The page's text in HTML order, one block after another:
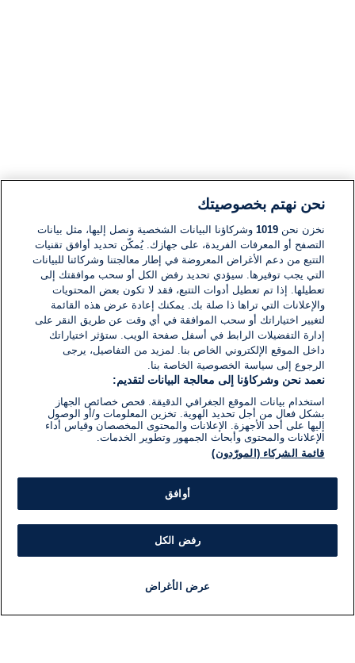
نحن نهتم بخصوصيتك
نخزن نحن1019 وشركاؤنا البيانات الشخصية ونصل إليها، مثل بيانات
التصفح أو المعرفات الفريدة، على جهازك. يُمكّن تحديد أوافق تقنيات
التتبع من دعم الأغراض المعروضة في إطار معالجتنا وشركائنا للبيانات
التي يجب توفيرها. سيؤدي تحديد رفض الكل أو سحب موافقتك إلى
تعطيلها. إذا تم تعطيل أدوات التتبع، فقد لا تكون بعض المحتويات
والإعلانات التي تراها ذا صلة بك. يمكنك إعادة عرض هذه القائمة
لتغيير اختياراتك أو سحب الموافقة في أي وقت عن طريق النقر على
إدارة التفضيلات الرابط في أسفل صفحة الويب. ستؤثر اختياراتك
داخل الموقع الإلكتروني الخاص بنا. لمزيد من التفاصيل، يرجى
الرجوع إلى سياسة الخصوصية الخاصة بنا.
نعمد نحن وشركاؤنا إلى معالجة البيانات لتقديم:
استخدام بيانات الموقع الجغرافي الدقيقة. فحص خصائص الجهاز
بشكل فعال من أجل تحديد الهوية. تخزين المعلومات و/أو الوصول
إليها على أحد الأجهزة. الإعلانات والمحتوى المخصصان وقياس أداء
الإعلانات والمحتوى وأبحاث الجمهور وتطوير الخدمات.
قائمة الشركاء (المورّدون)
أوافق
رفض الكل
عرض الأغراض